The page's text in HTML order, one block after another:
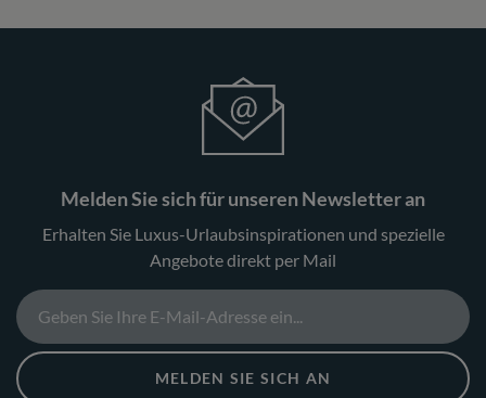
Melden Sie sich für unseren Newsletter an
Erhalten Sie Luxus-Urlaubsinspirationen und spezielle
Angebote direkt per Mail
MELDEN SIE SICH AN